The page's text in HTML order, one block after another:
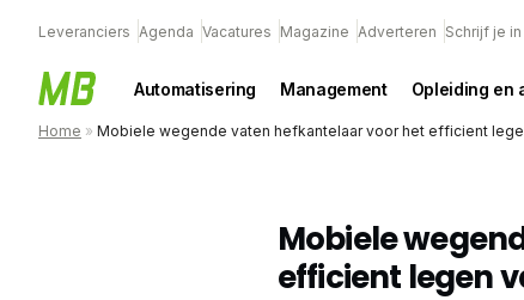
Leveranciers Agenda Vacatures Magazine Adverteren Schrijf je
Automatisering Management Opleiding en
Home » Mobiele wegende vaten hefkantelaar voor het efficient
Mobiele
efficient legen